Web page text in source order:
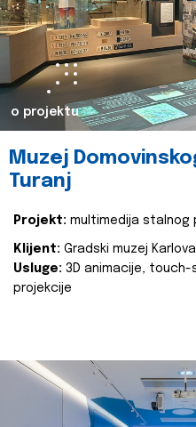
o projektu
Muzej
Turanj
Projekt: multimedija stalnog
Klijent: Gradski muzej
Usluge: 3D animacije,
projekcije